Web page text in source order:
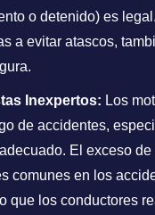
o detenido) es
a evitar atascos,
Inexpertos: Los
de accidentes,
El exceso
comunes en los
que los conductores